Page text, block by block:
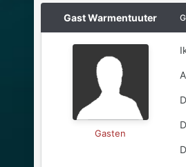
Gast Warmentuuter
Gasten